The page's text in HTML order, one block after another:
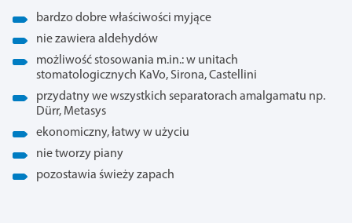
bardzo dobre właściwości myjące
nie zawiera aldehydów
możliwość stosowania m.in.: w unitach
stomatologicznych KaVo, Sirona, Castellini
przydatny we wszystkich separatorach amalgamatu np.
Dürr, Metasys
ekonomiczny, łatwy w użyciu
nie tworzy piany
pozostawia świeży zapach